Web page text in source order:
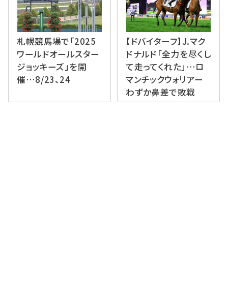
札幌競馬場で「2025
ワールドオールスター
ジョッキーズ」を開
催…8/23、24
【ドバイターフ】J.マク
ドナルド「全力を尽くし
て走ってくれた」…ロ
マンチックウォリアー
わずか鼻差で敗戦